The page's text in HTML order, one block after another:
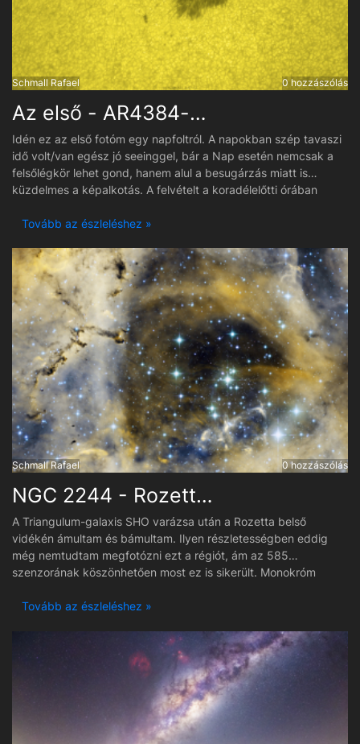
felvétel HaLRGB, melynél szinkronban az L és az RGB lett
feldolgozva, majd összerakva úgy, hogy az RGB színrétegként
rá lett téve az L-re. Aztán jött a Halfa mértékkel, majd a
csillagok vissza lettek rakva. A gond az RGB-vel volt, mely
tiszta bugyirózsaszínes, bíboros volt... azt kellett beállítani,
hogy normálisan nézzen ki. Persze a "Rókaprém-köd"
környékén mikor a H-alfa az előtérbe van, mögötte a kék
Schmall Rafael 0 hozzászólás
Az első - AR4384-es napfoltcsoport
Idén ez az első fotóm egy napfoltról. A napokban szép tavaszi
idő volt/van egész jó seeinggel, bár a Nap esetén nemcsak a
felsőlégkör lehet gond, hanem alul a besugárzás miatt is
küzdelmes a képalkotás. A felvételt a koradélelőtti órában
ugyanezt a régiót de akkor déltájban már elviselhetetlen volt a
Tovább az észleléshez »
Schmall Rafael 0 hozzászólás
NGC 2244 - Rozetta-köd - SHO
A Triangulum-galaxis SHO varázsa után a Rozetta belső
vidékén ámultam és bámultam. Ilyen részletességben eddig
még nemtudtam megfotózni ezt a régiót, ám az 585
szenzorának köszönhetően most ez is sikerült. Monokróm
szabadság, hogy a színekkel lehessen variálni. Próbáltam azért
metódus sikerült eddig a legjobban, ahol a hidrogént és az
oxigént állítom be HOO bicolor képnek, majd arra blendézéssel
megy rá raszter funkcióval az aranysárga színnel definiált
ionizált kén. Szűrőváltó híján a csillagok színét mesterségesen
kevertem ki az SHO szűrők képeiből. A közeljövőben fogom
orvosolni a szűrőváltó hiányát és akkor már RGB szűrők is
Tovább az észleléshez »